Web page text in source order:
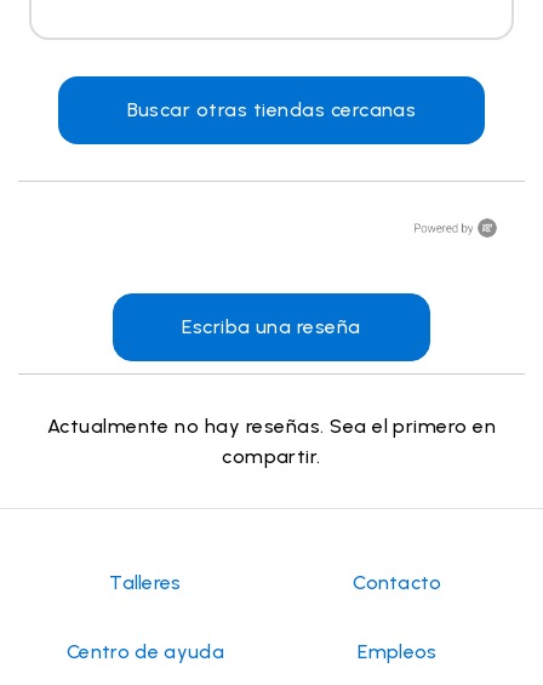
Buscar otras tiendas cercanas
Escriba una reseña
Actualmente no hay reseñas. Sea el primero en
compartir.
Talleres Contacto
Centro de ayuda Empleos